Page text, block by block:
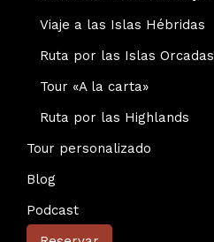
Viaje a las Islas Hébridas
Ruta por las Islas Orcadas
Tour «A la carta»
Ruta por las Highlands
Tour personalizado
Blog
Podcast